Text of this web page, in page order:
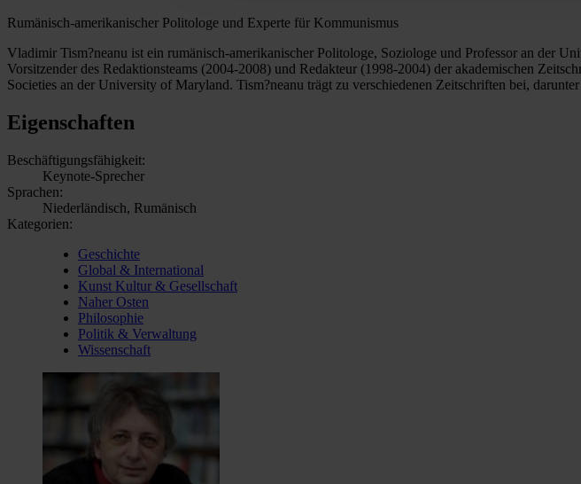
Rumänisch-amerikanischer Politologe und Experte für Kommunismus
Vladimir Tism?neanu ist ein rumänisch-amerikanischer Politologe, Soziologe und Professor an der
Vorsitzender des Redaktionsteams (2004-2008) und Redakteur (1998-2004) der akademischen
Societies an der University of Maryland. Tism?neanu trägt zu verschiedenen Zeitschriften bei,
Eigenschaften
Beschäftigungsfähigkeit:
Keynote-Sprecher
Sprachen:
Niederländisch, Rumänisch
Kategorien:
Geschichte
Global & International
Kunst Kultur & Gesellschaft
Naher Osten
Philosophie
Politik & Verwaltung
Wissenschaft